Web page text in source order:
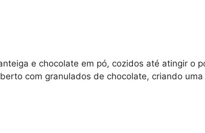
e chocolate em pó, cozidos até atingir o
com granulados de chocolate, criando